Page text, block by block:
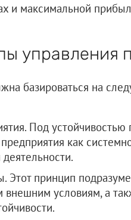
и максимальной
управления
базироваться на
Под
как
Этот принцип
внешним условиям, а